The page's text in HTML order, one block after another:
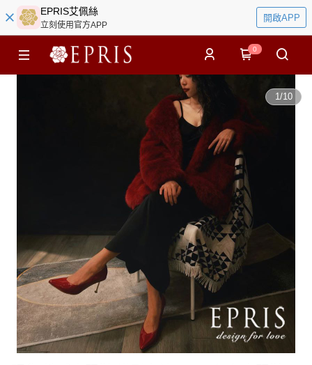
EPRIS艾佩絲
立刻使用官方APP
開啟APP
0
1/10